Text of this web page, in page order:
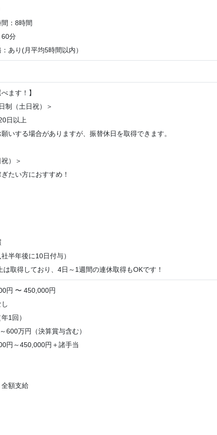
間：8時間
60分
：あり(月平均5時間以内）
ます！】
制（土日祝）＞
日以上
いする場合がありますが、振替休日を取得できます。
祝）＞
たい方におすすめ！
半年後に10日付与）
取得しており、4日～1週間の連休取得もOKです！
円 〜 450,000円
1回）
600万円（決算賞与含む）
円～450,000円＋諸手当
全額支給